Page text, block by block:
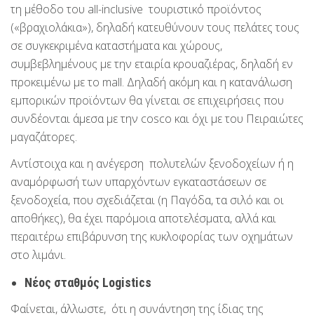
τη μέθοδο του all-inclusive τουριστικό προϊόντος
(«βραχιολάκια»), δηλαδή κατευθύνουν τους πελάτες τους
σε συγκεκριμένα καταστήματα και χώρους,
συμβεβλημένους με την εταιρία κρουαζιέρας, δηλαδή εν
προκειμένω με το mall. Δηλαδή ακόμη και η κατανάλωση
εμπορικών προϊόντων θα γίνεται σε επιχειρήσεις που
συνδέονται άμεσα με την cosco και όχι με του Πειραιώτες
μαγαζάτορες.
Αντίστοιχα και η ανέγερση πολυτελών ξενοδοχείων ή η
αναμόρφωσή των υπαρχόντων εγκαταστάσεων σε
ξενοδοχεία, που σχεδιάζεται (η Παγόδα, τα σιλό και οι
αποθήκες), θα έχει παρόμοια αποτελέσματα, αλλά και
περαιτέρω επιβάρυνση της κυκλοφορίας των οχημάτων
στο λιμάνι.
Νέος σταθμός Logistics
Φαίνεται, άλλωστε, ότι η συνάντηση της ίδιας της